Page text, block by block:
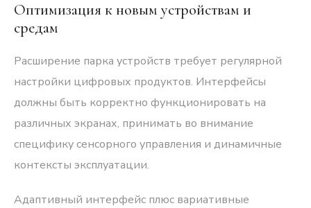
Оптимизация к новым устройствам и
средам
Расширение парка устройств требует регулярной
настройки цифровых продуктов. Интерфейсы
должны быть корректно функционировать на
различных экранах, принимать во внимание
специфику сенсорного управления и динамичные
контексты эксплуатации.
Адаптивный интерфейс плюс вариативные